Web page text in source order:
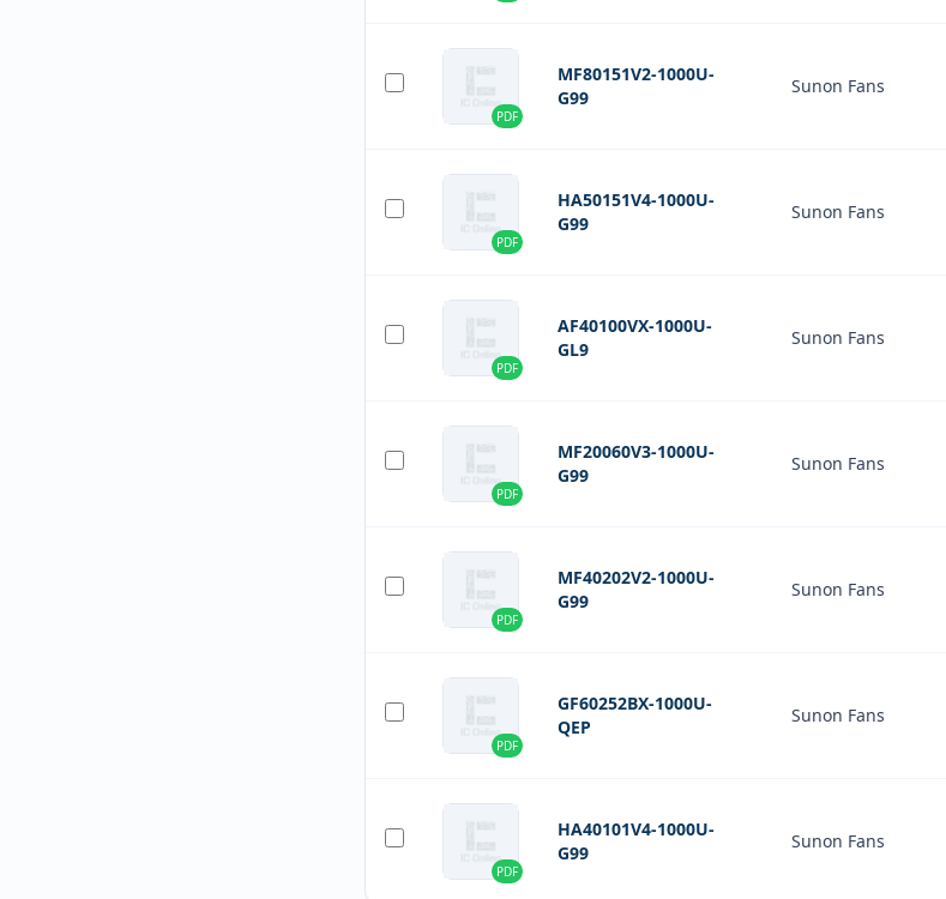
PDF
MF80151V2-1000U-
G99
Sunon Fans
PDF
HA50151V4-1000U-
G99
Sunon Fans
PDF
AF40100VX-1000U-
GL9
Sunon Fans
PDF
MF20060V3-1000U-
G99
Sunon Fans
PDF
MF40202V2-1000U-
G99
Sunon Fans
PDF
GF60252BX-1000U-
QEP
Sunon Fans
PDF
HA40101V4-1000U-
G99
Sunon Fans